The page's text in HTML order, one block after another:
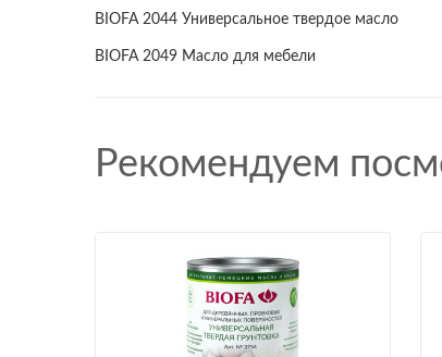
BIOFA 2044 Универсальное твердое масло
BIOFA 2049 Масло для мебели
Рекомендуем